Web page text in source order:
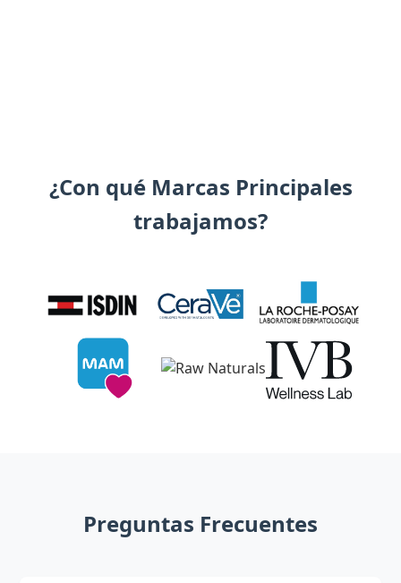
¿Con qué Marcas Principales
trabajamos?
Preguntas Frecuentes